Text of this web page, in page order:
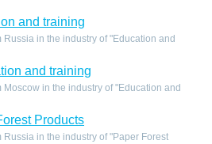
and training
Russia in the industry of "Education and
and training
Moscow in the industry of "Education and
Products
Russia in the industry of "Paper Forest